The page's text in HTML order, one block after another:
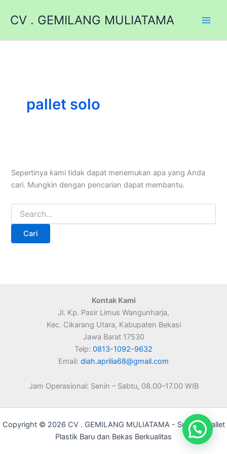
CV . GEMILANG MULIATAMA
pallet solo
Sepertinya kami tidak dapat menemukan apa yang Anda
cari. Mungkin dengan pencarian dapat membantu.
untuk:
Kontak Kami
Jl. Kp. Pasir Limus Wangunharja,
Kec. Cikarang Utara, Kabupaten Bekasi
Jawa Barat 17530
Telp: 0813-1092-9632
Email: diah.aprilia68@gmail.com
Jam Operasional: Senin – Sabtu, 08.00–17.00 WIB
Copyright © 2026 CV . GEMILANG MULIATAMA - Supplier Pallet
Plastik Baru dan Bekas Berkualitas